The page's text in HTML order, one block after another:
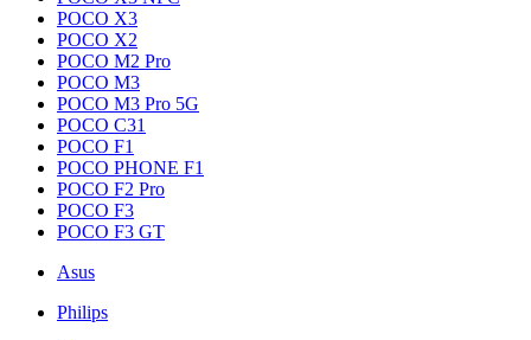
POCO X3
POCO X2
POCO M2 Pro
POCO M3
POCO M3 Pro 5G
POCO C31
POCO F1
POCO PHONE F1
POCO F2 Pro
POCO F3
POCO F3 GT
Asus
Philips